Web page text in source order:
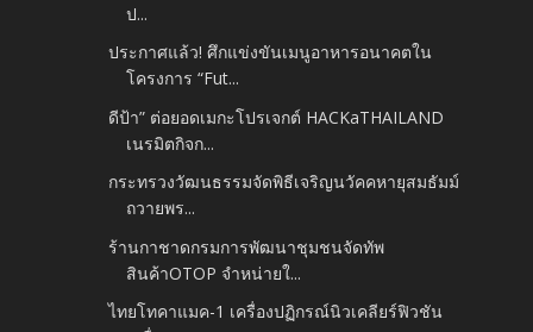
ป...
ประกาศแล้ว! ศึกแข่งขันเมนูอาหารอนาคตใน
โครงการ “Fut...
ดีป้า” ต่อยอดเมกะโปรเจกต์ HACKaTHAILAND
เนรมิตกิจก...
กระทรวงวัฒนธรรมจัดพิธีเจริญนวัคคหายุสมธัมม์
ถวายพร...
ร้านกาชาดกรมการพัฒนาชุมชนจัดทัพ
สินค้าOTOP จำหน่ายใ...
ไทยโทคาแมค-1 เครื่องปฏิกรณ์นิวเคลียร์ฟิวชัน